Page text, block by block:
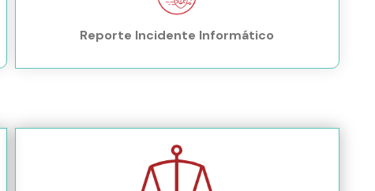
Reporte Incidente Informático